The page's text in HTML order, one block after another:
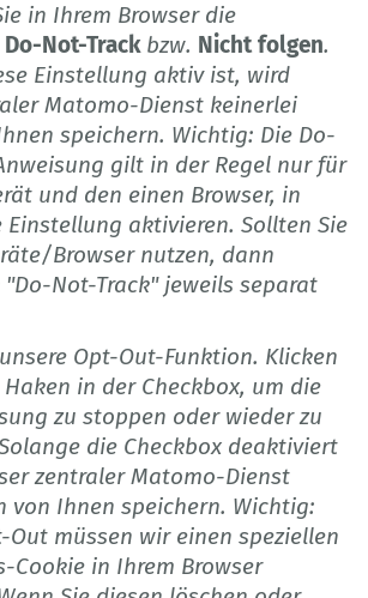
in Ihrem Browser die
Do-Not-Trackbzw. Nicht folgen.
Einstellung aktiv ist, wird
Matomo-Dienst keinerlei
speichern. Wichtig: Die Do-
gilt in der Regel nur für
und den einen Browser, in
Einstellung aktivieren. Sollten Sie
Browser nutzen, dann
"Do-Not-Track" jeweils separat
Opt-Out-Funktion. Klicken
in der Checkbox, um die
zu stoppen oder wieder zu
die Checkbox deaktiviert
zentraler Matomo-Dienst
von Ihnen speichern. Wichtig:
Out müssen wir einen speziellen
Cookie in Ihrem Browser